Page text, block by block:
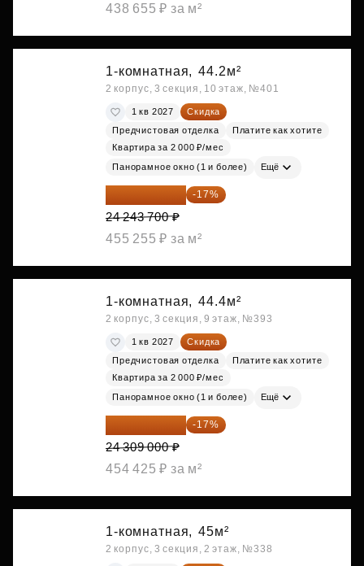
438 655 ₽ за м²
1-комнатная, 44.2м²
2 корпус, 3 секция, 10 этаж, №401
1 кв 2027
Скидка
Предчистовая отделка
Платите как хотите
Квартира за 2 000 ₽/мес
Панорамное окно (1 и более) Ещё
20 122 271 ₽ -17%
24 243 700 ₽
455 255 ₽ за м²
1-комнатная, 44.4м²
2 корпус, 3 секция, 9 этаж, №393
1 кв 2027
Скидка
Предчистовая отделка
Платите как хотите
Квартира за 2 000 ₽/мес
Панорамное окно (1 и более) Ещё
20 176 470 ₽ -17%
24 309 000 ₽
454 425 ₽ за м²
1-комнатная, 45м²
2 корпус, 3 секция, 2 этаж, №338